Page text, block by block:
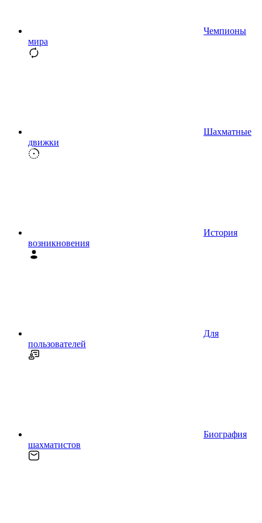
Чемпионы
мира
Шахматные
движки
История
возникновения
Для
пользователей
Биография
шахматистов